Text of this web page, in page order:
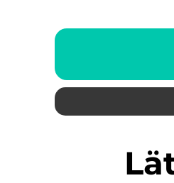
lätt dessert efter tung